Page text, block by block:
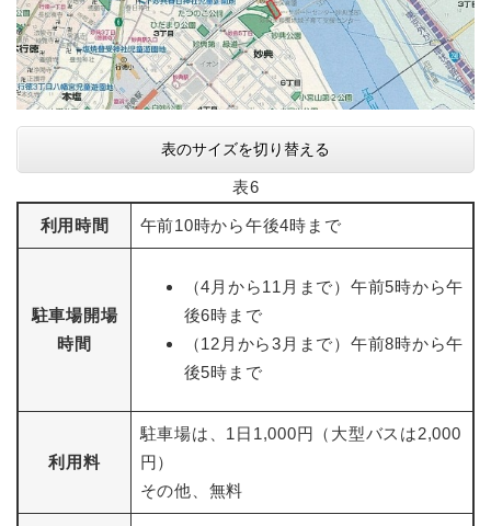
表のサイズを切り替える
表6
利用時間 午前10時から午後4時まで
駐車場開場
時間
（4月から11月まで）午前5時から午
後6時まで
（12月から3月まで）午前8時から午
後5時まで
利用料
駐車場は、1日1,000円（大型バスは2,000
円）
その他、無料